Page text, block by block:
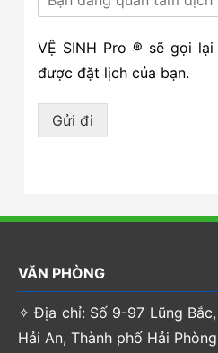
VỆ SINH Pro ® sẽ gọi
được đặt lịch của bạn.
Gửi đi
VĂN PHÒNG
✧ Địa chỉ: Số 9-97 Lũng
Hải An, Thành phố Hải